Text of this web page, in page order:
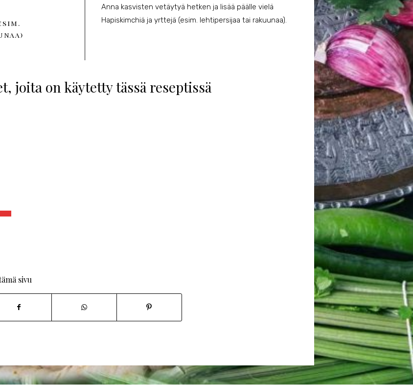
Anna kasvisten vetäytyä hetken ja lisää päälle vielä
Hapiskimchiä ja yrttejä (esim. lehtipersijaa tai rakuunaa).
joita on käytetty tässä reseptissä
sivu